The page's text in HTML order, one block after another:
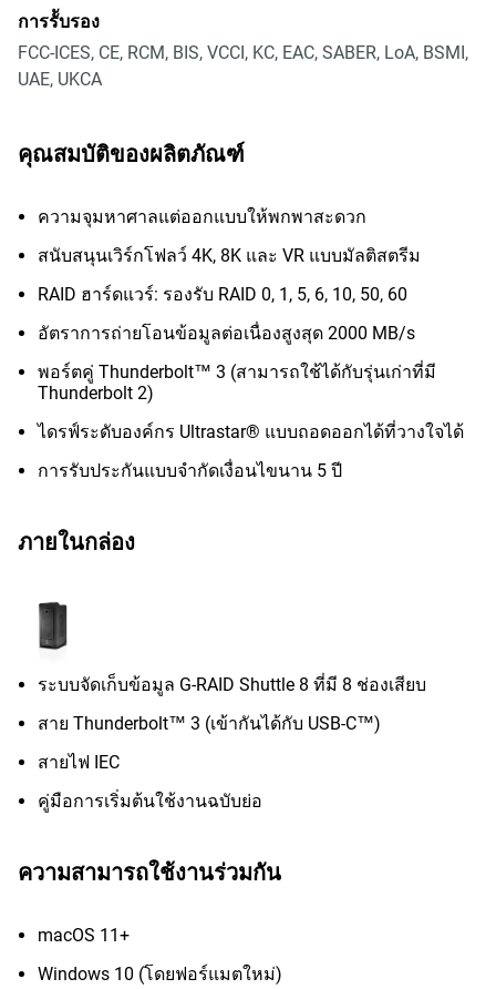
การรัับรอง
FCC-ICES, CE, RCM, BIS, VCCI, KC, EAC, SABER, LoA, BSMI,
UAE, UKCA
คุณสมบัติของผลิตภัณฑ์
ความจุมหาศาลแต่ออกแบบให้พกพาสะดวก
สนับสนุนเวิร์กโฟลว์ 4K, 8K และ VR แบบมัลติสตรีม
RAID ฮาร์ดแวร์: รองรับ RAID 0, 1, 5, 6, 10, 50, 60
อัตราการถ่ายโอนข้อมูลต่อเนื่องสูงสุด 2000 MB/s
พอร์ตคู่ Thunderbolt™ 3 (สามารถใช้ได้กับรุ่นเก่าที่มี
Thunderbolt 2)
ไดรฟ์ระดับองค์กร Ultrastar® แบบถอดออกได้ที่วางใจได้
การรับประกันแบบจำกัดเงื่อนไขนาน 5 ปี
ภายในกล่อง
ระบบจัดเก็บข้อมูล G-RAID Shuttle 8 ที่มี 8 ช่องเสียบ
สาย Thunderbolt™ 3 (เข้ากันได้กับ USB-C™)
สายไฟ IEC
คู่มือการเริ่มต้นใช้งานฉบับย่อ
ความสามารถใช้งานร่วมกัน
macOS 11+
Windows 10 (โดยฟอร์แมตใหม่)